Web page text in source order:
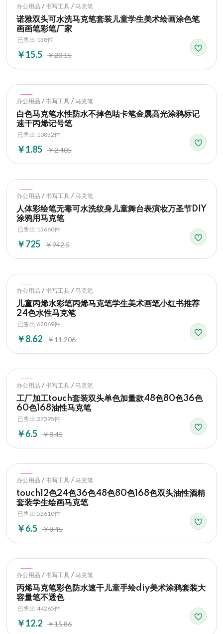
Hot
办公用品 / 书写工具 / 马克笔
诺雅双头可水洗马克笔套装儿童学生美术绘画涂色笔
画画笔彩笔厂家
已售出:138件
￥15.5 ￥20.15
Hot
办公用品 / 书写工具 / 马克笔
白色马克笔水性防水不掉色咕卡笔金属高光涂鸦标记
速干丙烯记号笔
已售出:10832件
￥1.85 ￥2.405
Hot
办公用品 / 书写工具 / 马克笔
人体彩绘笔无毒可水洗纹身儿童舞台表演妆万圣节DIY
涂鸦用马克笔
已售出:13660件
￥725 ￥942.5
Hot
办公用品 / 书写工具 / 马克笔
儿童丙烯水彩笔丙烯马克笔学生美术画笔小红书推荐
24色水性马克笔
已售出:62869件
￥8.62 ￥11.206
Hot
办公用品 / 书写工具 / 马克笔
工厂加工touch套装双头单色加量款48色80色36色
60色168油性马克笔
已售出:27395件
￥6.5 ￥8.45
Hot
办公用品 / 书写工具 / 马克笔
touch12色24色36色48色80色168色双头油性酒精
套装学生绘画马克笔
已售出:52610件
￥6.5 ￥8.45
Hot
办公用品 / 书写工具 / 马克笔
丙烯马克笔彩色防水速干儿童手绘diy美术涂鸦套装大
容量笔不透色
已售出:44265件
￥12.2 ￥15.86